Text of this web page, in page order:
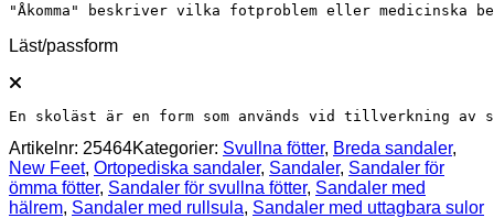
"Åkomma" beskriver vilka fotproblem eller
Läst/passform
En skoläst är en form som används vid tillverkning
Artikelnr: 25464Kategorier: Svullna fötter, Breda sandaler,
New Feet, Ortopediska sandaler, Sandaler, Sandaler för
ömma fötter, Sandaler för svullna fötter, Sandaler med
hälrem, Sandaler med rullsula, Sandaler med uttagbara sulor